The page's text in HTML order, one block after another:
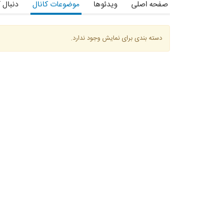
صفحه اصلی ویدئوها موضوعات کانال
دسته بندی برای نمایش وجود ندارد.